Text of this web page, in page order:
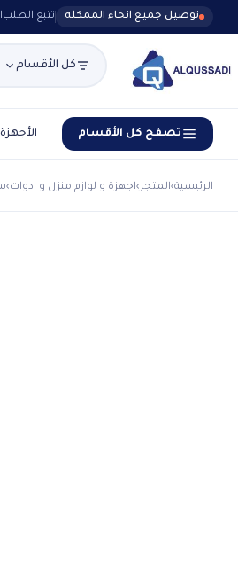
توصيل جميع انحاء الممكله تتبع الطلب
كل الأقسام
تصفح كل الأقسام
الرئيسية›المتجر›اجهزة و لوازم منزل و ادوات›